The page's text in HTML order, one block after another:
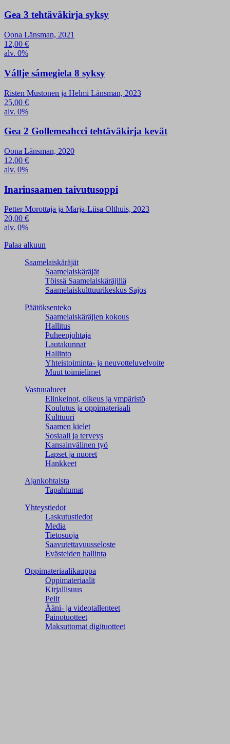
Gea 3 tehtäväkirja syksy
Oona Länsman, 2021
12,00 €
alv. 0%
Vállje sámegiela 8 syksy
Risten Mustonen ja Helmi Länsman, 2023
25,00 €
alv. 0%
Gea 2 Gollemeahcci tehtäväkirja kevät
Oona Länsman, 2020
12,00 €
alv. 0%
Inarinsaamen taivutusoppi
Petter Morottaja ja Marja-Liisa Olthuis, 2023
20,00 €
alv. 0%
Palaa alkuun
Saamelaiskäräjät
Saamelaiskäräjät
Töissä Saamelaiskäräjillä
Saamelaiskulttuuri­keskus Sajos
Päätöksenteko
Saamelaiskäräjien kokous
Hallitus
Puheenjohtaja
Lautakunnat
Hallinto
Yhteistoiminta- ja neuvotteluvelvoite
Muut toimielimet
Vastuualueet
Elinkeinot, oikeus ja ympäristö
Koulutus ja oppimateriaali
Kulttuuri
Saamen kielet
Sosiaali ja terveys
Kansainvälinen työ
Lapset ja nuoret
Hankkeet
Ajankohtaista
Tapahtumat
Yhteystiedot
Laskutustiedot
Media
Tietosuoja
Saavutettavuusseloste
Evästeiden hallinta
Oppimateriaalikauppa
Oppimateriaalit
Kirjallisuus
Pelit
Ääni- ja videotallenteet
Painotuotteet
Maksuttomat digituotteet